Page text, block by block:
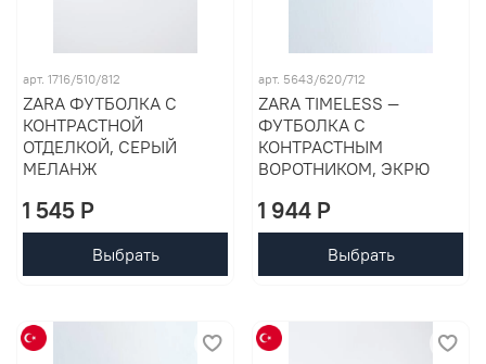
арт. 1716/510/812
ZARA ФУТБОЛКА С
КОНТРАСТНОЙ
ОТДЕЛКОЙ, СЕРЫЙ
МЕЛАНЖ
1 545 P
Выбрать
арт. 5643/620/712
ZARA TIMELESS —
ФУТБОЛКА С
КОНТРАСТНЫМ
ВОРОТНИКОМ, ЭКРЮ
1 944 P
Выбрать